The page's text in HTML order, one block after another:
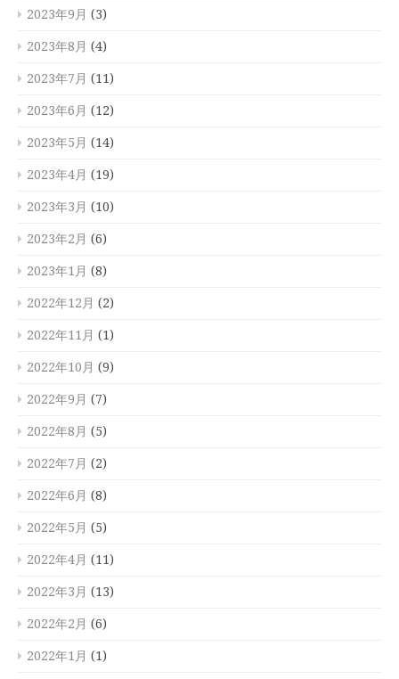
2023年9月 (3)
2023年8月 (4)
2023年7月 (11)
2023年6月 (12)
2023年5月 (14)
2023年4月 (19)
2023年3月 (10)
2023年2月 (6)
2023年1月 (8)
2022年12月 (2)
2022年11月 (1)
2022年10月 (9)
2022年9月 (7)
2022年8月 (5)
2022年7月 (2)
2022年6月 (8)
2022年5月 (5)
2022年4月 (11)
2022年3月 (13)
2022年2月 (6)
2022年1月 (1)